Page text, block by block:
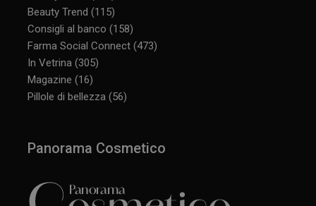
Beauty Trend (115)
Consigli al banco (158)
Farma Social Connect (473)
In Vetrina (305)
Magazine (16)
Pillole di bellezza (56)
Panorama Cosmetico